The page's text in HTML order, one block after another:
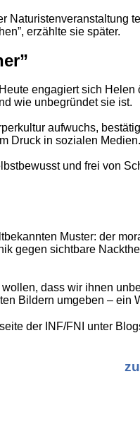
erzählte sie später.
engagiert sich
wie unbegründet sie ist.
aufwuchs,
Druck in sozialen
und frei von
Muster: der
gegen sichtbare
dass wir ihnen
Bildern umgeben – ein
der INF/FNI unter